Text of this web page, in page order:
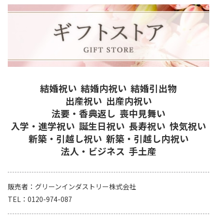
結婚祝い 結婚内祝い 結婚引出物
出産祝い 出産内祝い
法要・香典返し 喪中見舞い
入学・進学祝い 誕生日祝い 長寿祝い 快気祝い
新築・引越し祝い 新築・引越し内祝い
法人・ビジネス 手土産
販売者
グリーンインダストリー株式会社
TEL
0120-974-087